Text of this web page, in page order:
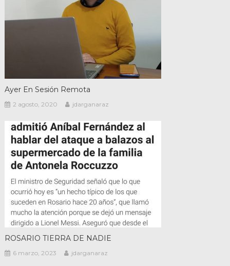
Ayer En Sesión Remota
2 agosto, 2020 jdarganaraz
ROSARIO TIERRA DE NADIE
6 marzo, 2023 jdarganaraz